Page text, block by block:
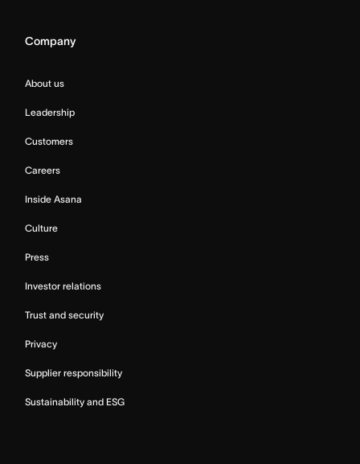
Company
About us
Leadership
Customers
Careers
Inside Asana
Culture
Press
Investor relations
Trust and security
Privacy
Supplier responsibility
Sustainability and ESG